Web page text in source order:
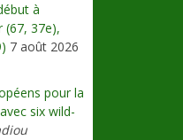
à
(67, 37e),
7 août 2026
pour la
six wild-